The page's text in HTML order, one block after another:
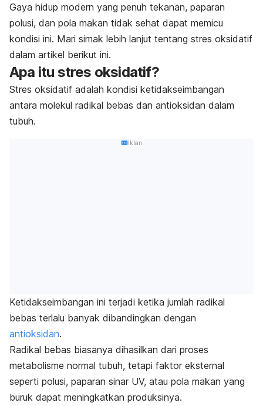
Gaya hidup modern yang penuh tekanan, paparan
polusi, dan pola makan tidak sehat dapat memicu
kondisi ini. Mari simak lebih lanjut tentang stres oksidatif
dalam artikel berikut ini.
Apa itu stres oksidatif?
Stres oksidatif adalah kondisi ketidakseimbangan
antara molekul radikal bebas dan antioksidan dalam
tubuh.
Iklan
Ketidakseimbangan ini terjadi ketika jumlah radikal
bebas terlalu banyak dibandingkan dengan
antioksidan.
Radikal bebas biasanya dihasilkan dari proses
metabolisme normal tubuh, tetapi faktor eksternal
seperti polusi, paparan sinar UV, atau pola makan yang
buruk dapat meningkatkan produksinya.